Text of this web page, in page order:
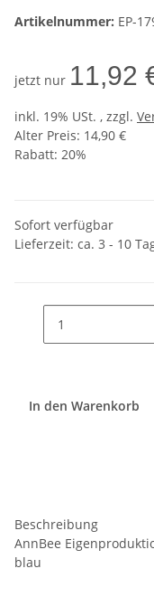
Artikelnummer: EP-
jetzt nur 11,92
inkl. 19% USt. , zzgl.
Alter Preis: 14,90 €
Rabatt: 20%
Sofort verfügbar
Lieferzeit: ca. 3 - 10
In den Warenkorb
Beschreibung
AnnBee
blau